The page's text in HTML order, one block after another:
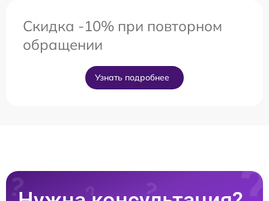
Скидка -10% при повторном
обращении
Узнать подробнее